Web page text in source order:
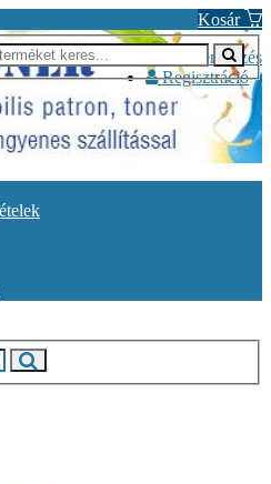
Kosár
Bejelentkezés
Regisztráció